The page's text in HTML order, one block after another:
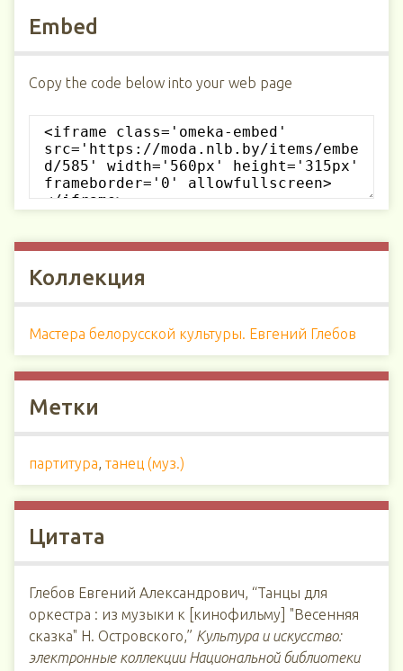
Embed
Copy the code below into your web page
Коллекция
Мастера белорусской культуры. Евгений Глебов
Метки
партитура, танец (муз.)
Цитата
Глебов Евгений Александрович, “Танцы для
оркестра : из музыки к [кинофильму] "Весенняя
сказка" Н. Островского,” Культура и искусство:
электронные коллекции Национальной библиотеки